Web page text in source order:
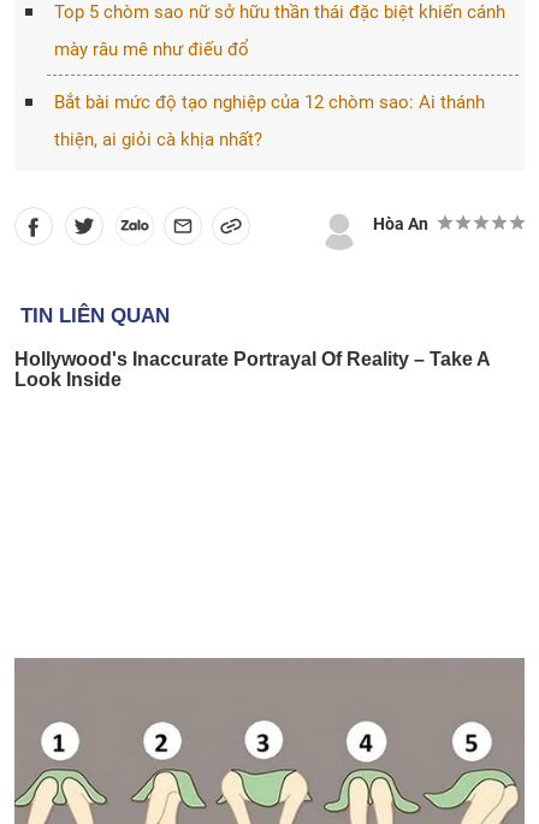
Top 5 chòm sao nữ sở hữu thần thái đặc biệt khiến cánh
mày râu mê như điếu đổ
Bắt bài mức độ tạo nghiệp của 12 chòm sao: Ai thánh
thiện, ai giỏi cà khịa nhất?
Hòa An